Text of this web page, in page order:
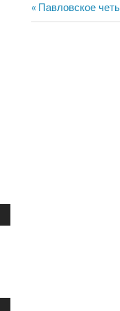
Previous
Post:
Павловское